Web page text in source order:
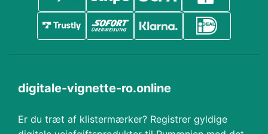
digitale-vignette-ro.online
Er du træt af klistermærker? Registrer gyldige